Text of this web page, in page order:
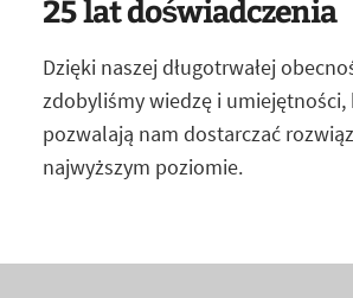
25 lat doświadczenia
Dzięki naszej długotrwałej
zdobyliśmy wiedzę i umiejętności,
pozwalają nam dostarczać
najwyższym poziomie.